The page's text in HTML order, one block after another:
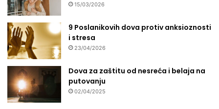
15/03/2026
9 Poslanikovih dova protiv anksioznosti
i stresa
23/04/2026
Dova za zaštitu od nesreća i belaja na
putovanju
02/04/2025